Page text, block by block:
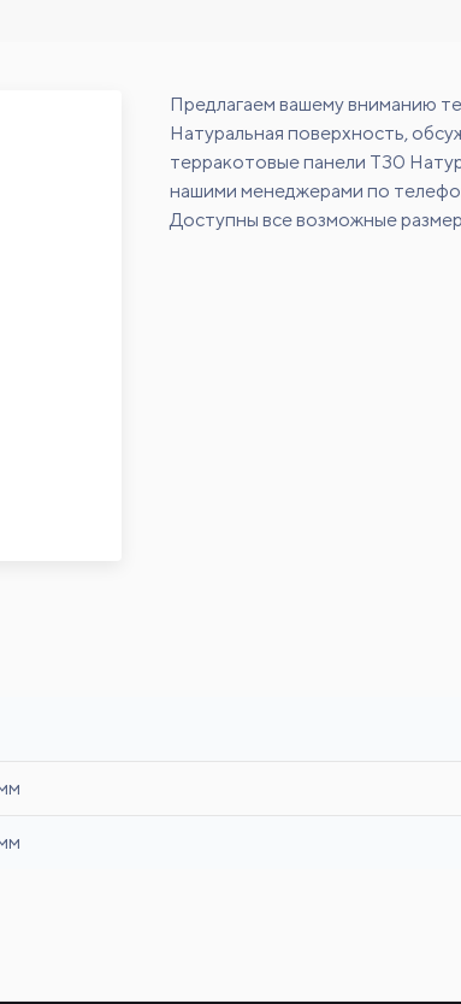
Предлагаем вашему вниманию
Натуральная поверхность,
терракотовые панели Т30
нашими менеджерами по
Доступны все возможные